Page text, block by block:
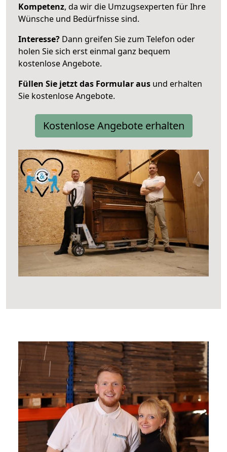
Kompetenz, da wir die Umzugsexperten für Ihre
Wünsche und Bedürfnisse sind.
Interesse? Dann greifen Sie zum Telefon oder
holen Sie sich erst einmal ganz bequem
kostenlose Angebote.
Füllen Sie jetzt das Formular aus und erhalten
Sie kostenlose Angebote.
Kostenlose Angebote erhalten